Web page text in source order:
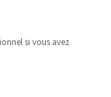
si vous avez